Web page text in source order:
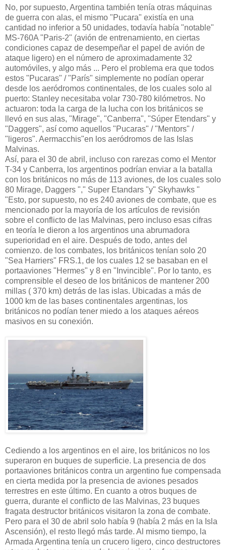
No, por supuesto, Argentina también tenía otras máquinas
de guerra con alas, el mismo "Pucara" existía en una
cantidad no inferior a 50 unidades, todavía había "notable"
MS-760A "Paris-2" (avión de entrenamiento, en ciertas
condiciones capaz de desempeñar el papel de avión de
ataque ligero) en el número de aproximadamente 32
automóviles, y algo más ... Pero el problema era que todos
estos "Pucaras" / "París" simplemente no podían operar
desde los aeródromos continentales, de los cuales solo al
puerto: Stanley necesitaba volar 730-780 kilómetros. No
actuaron: toda la carga de la lucha con los británicos se
llevó en sus alas, "Mirage", "Canberra", "Súper Etendars" y
"Daggers", así como aquellos "Pucaras" / "Mentors" /
"ligeros". Aermacchis"en los aeródromos de las Islas
Malvinas.
Así, para el 30 de abril, incluso con rarezas como el Mentor
T-34 y Canberra, los argentinos podrían enviar a la batalla
con los británicos no más de 113 aviones, de los cuales solo
80 Mirage, Daggers "," Super Etandars "y" Skyhawks "
"Esto, por supuesto, no es 240 aviones de combate, que es
mencionado por la mayoría de los artículos de revisión
sobre el conflicto de las Malvinas, pero incluso esas cifras
en teoría le dieron a los argentinos una abrumadora
superioridad en el aire. Después de todo, antes del
comienzo. de los combates, los británicos tenían solo 20
"Sea Harriers" FRS.1, de los cuales 12 se basaban en el
portaaviones "Hermes" y 8 en "Invincible". Por lo tanto, es
comprensible el deseo de los británicos de mantener 200
millas ( 370 km) detrás de las islas. Ubicadas a más de
1000 km de las bases continentales argentinas, los
británicos no podían tener miedo a los ataques aéreos
masivos en su conexión.
Cediendo a los argentinos en el aire, los británicos no los
superaron en buques de superficie. La presencia de dos
portaaviones británicos contra un argentino fue compensada
en cierta medida por la presencia de aviones pesados ​​
terrestres en este último. En cuanto a otros buques de
guerra, durante el conflicto de las Malvinas, 23 buques
fragata destructor británicos visitaron la zona de combate.
Pero para el 30 de abril solo había 9 (había 2 más en la Isla
Ascensión), el resto llegó más tarde. Al mismo tiempo, la
Armada Argentina tenía un crucero ligero, cinco destructores